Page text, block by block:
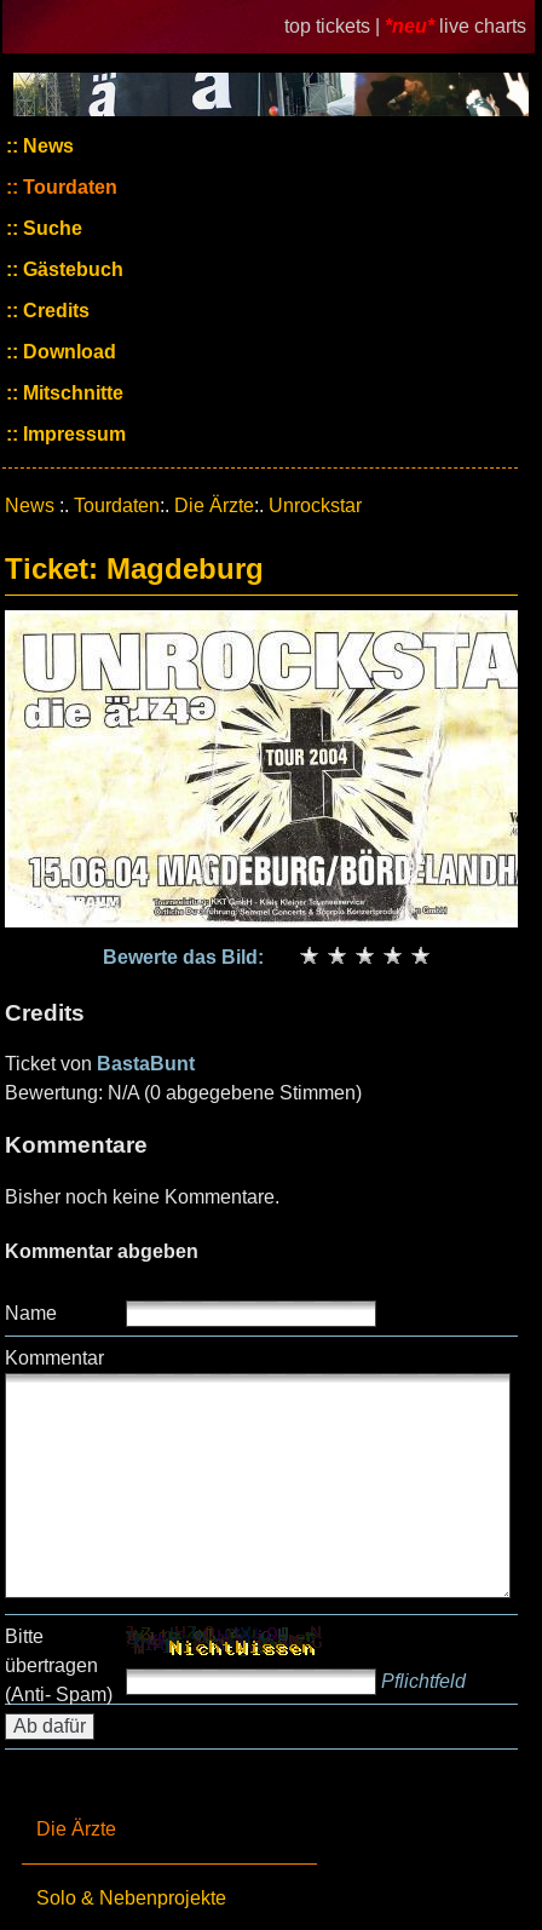
top tickets | *neu* live charts
News
Tourdaten
Suche
Gästebuch
Credits
Download
Mitschnitte
Impressum
Die Ärzte
Solo & Nebenprojekte
News :. Tourdaten:. Die Ärzte:. Unrockstar
Ticket: Magdeburg
Bewerte das Bild:
Credits
Ticket von BastaBunt
Bewertung: N/A (0 abgegebene Stimmen)
Kommentare
Bisher noch keine Kommentare.
Kommentar abgeben
Name
Kommentar
Bitte
übertragen
(Anti- Spam)
Pflichtfeld